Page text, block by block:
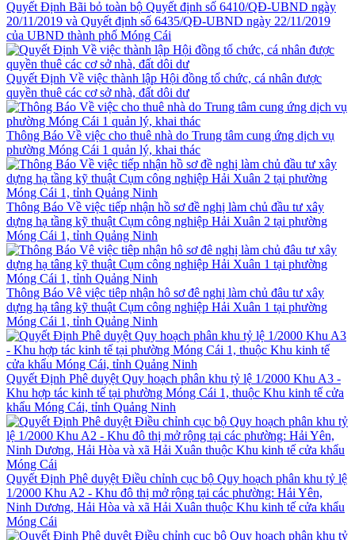
Quyết Định Bãi bỏ toàn bộ Quyết định số 6410/QĐ-UBND ngày
20/11/2019 và Quyết định số 6435/QĐ-UBND ngày 22/11/2019
của UBND thành phố Móng Cái
Quyết Định Về việc thành lập Hội đồng tổ chức, cá nhân được
quyền thuê các cơ sở nhà, đất dôi dư
Thông Báo Về việc cho thuê nhà do Trung tâm cung ứng dịch vụ
phường Móng Cái 1 quản lý, khai thác
Thông Báo Về việc tiếp nhận hồ sơ đề nghị làm chủ đầu tư xây
dựng hạ tầng kỹ thuật Cụm công nghiệp Hải Xuân 2 tại phường
Móng Cái 1, tỉnh Quảng Ninh
Thông Báo Vê việc tiêp nhận hô sơ đê nghị làm chủ đâu tư xây
dựng hạ tâng kỹ thuật Cụm công nghiệp Hải Xuân 1 tại phường
Móng Cái 1, tỉnh Quảng Ninh
Quyết Định Phê duyệt Quy hoạch phân khu tỷ lệ 1/2000 Khu A3 -
Khu hợp tác kinh tế tại phường Móng Cái 1, thuộc Khu kinh tế cửa
khẩu Móng Cái, tỉnh Quảng Ninh
Quyết Định Phê duyệt Điều chỉnh cục bộ Quy hoạch phân khu tỷ lệ
1/2000 Khu A2 - Khu đô thị mở rộng tại các phường: Hải Yên,
Ninh Dương, Hải Hòa và xã Hải Xuân thuộc Khu kinh tế cửa khẩu
Móng Cái